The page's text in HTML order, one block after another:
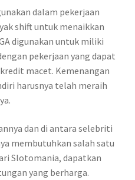
dalam pekerjaan
shift untuk menaikkan
digunakan untuk miliki
pekerjaan yang dapat
macet. Kemenangan
harusnya telah meraih
dan di antara selebriti
membutuhkan salah satu
Slotomania, dapatkan
yang berharga.